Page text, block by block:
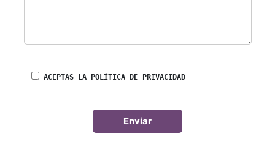
ACEPTAS LA POLÍTICA DE PRIVACIDAD